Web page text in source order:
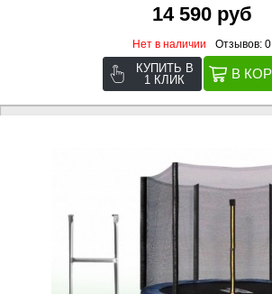
14 590 руб
Нет в наличии Отзывов: 0
КУПИТЬ В
1 КЛИК